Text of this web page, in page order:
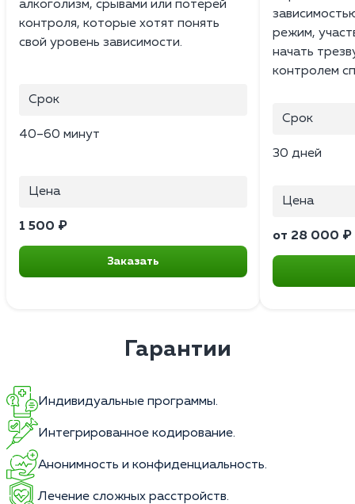
алкоголизм, срывами или потерей
контроля, которые хотят понять
свой уровень зависимости.
Срок
40–60 минут
Цена
1 500 ₽
Заказать
режим,
начать
контролем
Срок
30 дней
Цена
от 28 000 ₽
Гарантии
Индивидуальные программы.
Интегрированное кодирование.
Анонимность и конфиденциальность.
Лечение сложных расстройств.